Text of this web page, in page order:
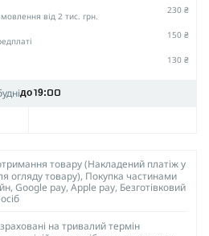
від 2 тис. грн.
230 ₴
150 ₴
130 ₴
до 19:00
товару (Накладений платіж у
огляду товару), Покупка частинами
Google pay, Apple pay, Безготівковий
на тривалий термін